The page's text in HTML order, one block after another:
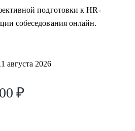
подготовки к HR-
собеседования онлайн.
августа 2026
₽